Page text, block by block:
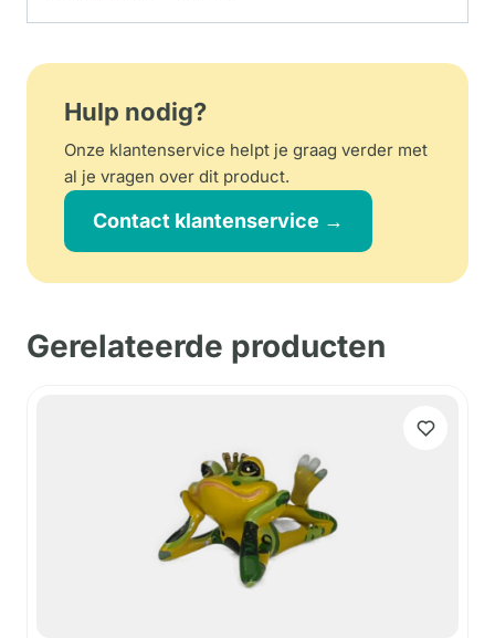
Hulp nodig?
Onze klantenservice helpt je graag verder met
al je vragen over dit product.
Contact klantenservice →
Gerelateerde producten